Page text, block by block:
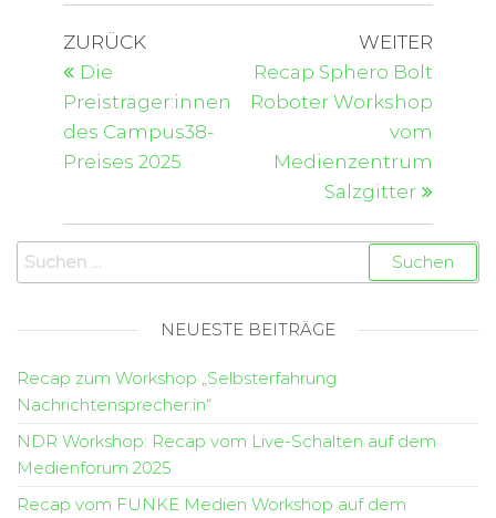
ZURÜCK
Die
Preisträger:innen
des Campus38-
Preises 2025
WEITER
Recap Sphero Bolt
Roboter Workshop
vom
Medienzentrum
Salzgitter
NEUESTE BEITRÄGE
Recap zum Workshop „Selbsterfahrung
Nachrichtensprecher:in“
NDR Workshop: Recap vom Live-Schalten auf dem
Medienforum 2025
Recap vom FUNKE Medien Workshop auf dem